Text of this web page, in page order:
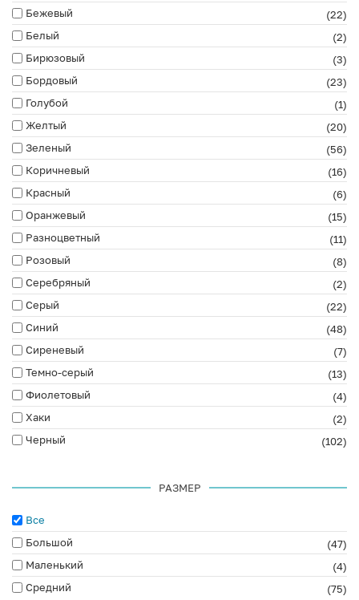
Бежевый
(22)
Белый
(2)
Бирюзовый
(3)
Бордовый
(23)
Голубой
(1)
Желтый
(20)
Зеленый
(56)
Коричневый
(16)
Красный
(6)
Оранжевый
(15)
Разноцветный
(11)
Розовый
(8)
Серебряный
(2)
Серый
(22)
Синий
(48)
Сиреневый
(7)
Темно-серый
(13)
Фиолетовый
(4)
Хаки
(2)
Черный
(102)
РАЗМЕР
Все
Большой
(47)
Маленький
(4)
Средний
(75)